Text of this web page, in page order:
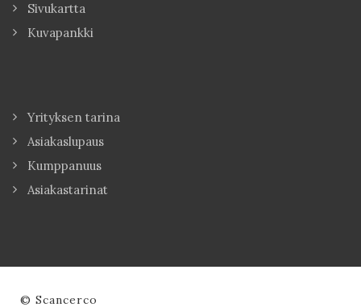
Sivukartta
Kuvapankki
Yrityksen tarina
Asiakaslupaus
Kumppanuus
Asiakastarinat
© Scancerco